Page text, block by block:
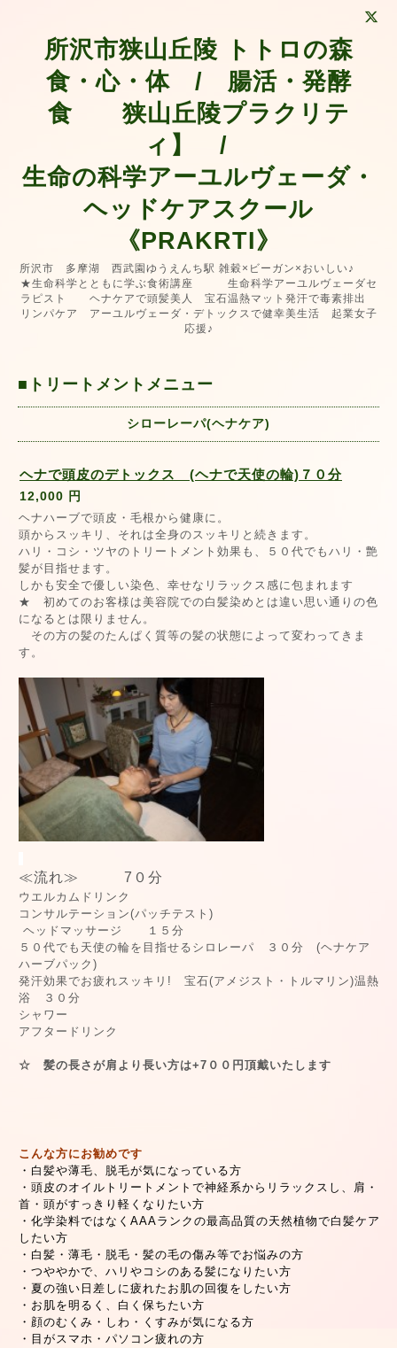
所沢市狭山丘陵 トトロの森
食・心・体 / 腸活・発酵
食 狭山丘陵プラクリテ
ィ】 /
生命の科学アーユルヴェーダ・
ヘッドケアスクール
《PRAKRTI》
所沢市 多摩湖 西武園ゆうえんち駅 雑穀×ビーガン×おいしい♪
★生命科学とともに学ぶ食術講座 生命科学アーユルヴェーダセ
ラピスト ヘナケアで頭髪美人 宝石温熱マット発汗で毒素排出
リンパケア アーユルヴェーダ・デトックスで健幸美生活 起業女子
応援♪
■トリートメントメニュー
シローレーパ(ヘナケア)
ヘナで頭皮のデトックス (ヘナで天使の輪)７０分
12,000 円
ヘナハーブで頭皮・毛根から健康に。
頭からスッキリ、それは全身のスッキリと続きます。
ハリ・コシ・ツヤのトリートメント効果も、５０代でもハリ・艶
髪が目指せます。
しかも安全で優しい染色、幸せなリラックス感に包まれます
★ 初めてのお客様は美容院での白髪染めとは違い思い通りの色
になるとは限りません。
その方の髪のたんぱく質等の髪の状態によって変わってきま
す。
≪流れ≫ 7０分
ウエルカムドリンク
コンサルテーション(パッチテスト)
ヘッドマッサージ １５分
５０代でも天使の輪を目指せるシロレーパ ３０分 (ヘナケア
ハーブパック)
発汗効果でお疲れスッキリ! 宝石(アメジスト・トルマリン)温熱
浴 ３０分
シャワー
アフタードリンク
☆ 髪の長さが肩より長い方は+7００円頂戴いたします
こんな方にお勧めです
・白髪や薄毛、脱毛が気になっている方
・頭皮のオイルトリートメントで神経系からリラックスし、肩・
首・頭がすっきり軽くなりたい方
・化学染料ではなくAAAランクの最高品質の天然植物で白髪ケア
したい方
・白髪・薄毛・脱毛・髪の毛の傷み等でお悩みの方
・つややかで、ハリやコシのある髪になりたい方
・夏の強い日差しに疲れたお肌の回復をしたい方
・お肌を明るく、白く保ちたい方
・顔のむくみ・しわ・くすみが気になる方
・目がスマホ・パソコン疲れの方